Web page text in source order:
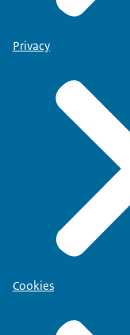
Privacy
Cookies